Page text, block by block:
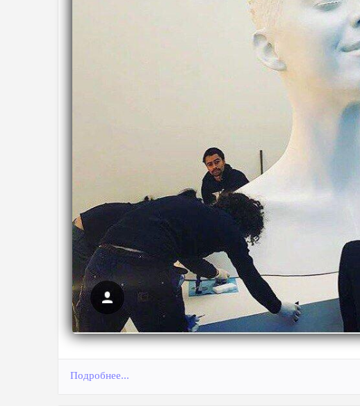
Подробнее...